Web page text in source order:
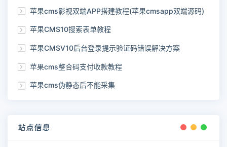
苹果cms影视双端APP搭建教程(苹果cmsapp双端源码)
苹果CMS10搜索表单教程
苹果CMSV10后台登录提示验证码错误解决方案
苹果cms整合码支付收款教程
苹果cms伪静态后不能采集
站点信息